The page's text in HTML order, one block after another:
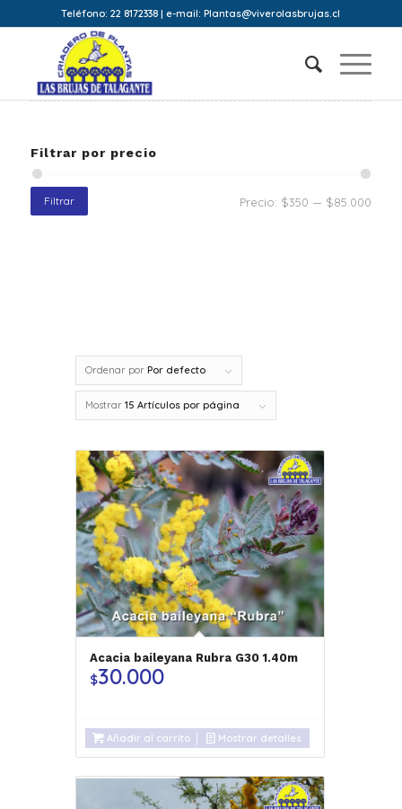
Teléfono: 22 8172338 | e-mail: Plantas@viverolasbrujas.cl
Ordenar por Por defecto
Mostrar 15 Artículos por página
Acacia baileyana Rubra G30 1.40m
$30.000
Añadir al carrito Mostrar detalles
Filtrar por precio
Filtrar Precio: $350 — $85.000